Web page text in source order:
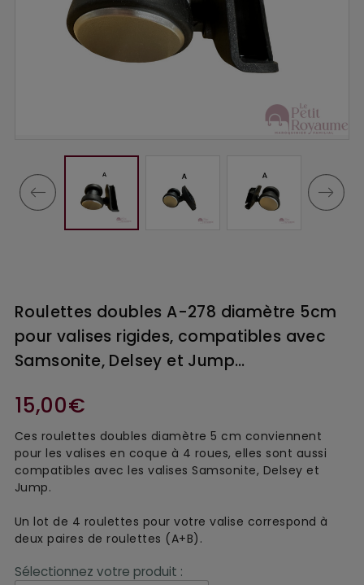
Roulettes doubles A-278 diamètre 5cm
pour valises rigides, compatibles avec
Samsonite, Delsey et Jump…
15,00€
Ces roulettes doubles diamètre 5 cm conviennent
pour les valises en coque à 4 roues, elles sont aussi
compatibles avec les valises Samsonite, Delsey et
Jump.
Un lot de 4 roulettes pour votre valise correspond à
deux paires de roulettes (A+B).
Sélectionnez votre produit :